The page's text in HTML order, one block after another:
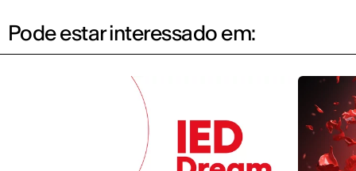
Pode estar interessado em: